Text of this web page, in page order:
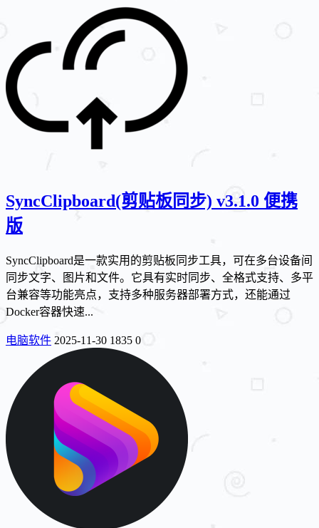
SyncClipboard(剪贴板同步) v3.1.0 便携
版
SyncClipboard是一款实用的剪贴板同步工具，可在多台设备间
同步文字、图片和文件。它具有实时同步、全格式支持、多平
台兼容等功能亮点，支持多种服务器部署方式，还能通过
Docker容器快速...
电脑软件 2025-11-30 1835 0